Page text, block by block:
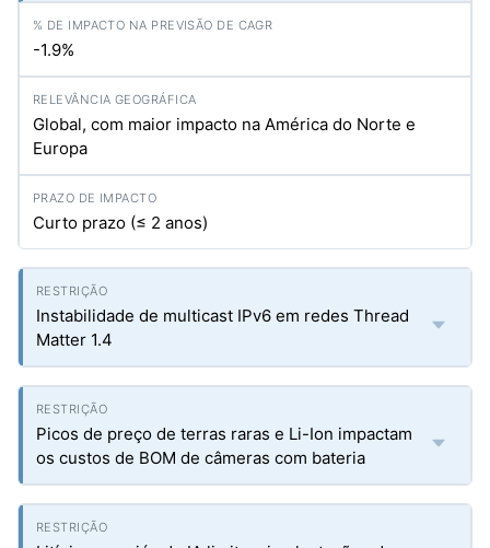
-1.9%
Global, com maior impacto na América do Norte e
Europa
Curto prazo (≤ 2 anos)
Instabilidade de multicast IPv6 em redes Thread
Matter 1.4
Picos de preço de terras raras e Li-Ion impactam
os custos de BOM de câmeras com bateria